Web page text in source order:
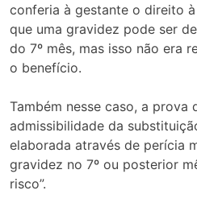
conferia à gestante o direito
que uma gravidez pode ser
do 7º mês, mas isso não era
o benefício.
Também nesse caso, a prova
admissibilidade da
elaborada através de perícia
gravidez no 7º ou posterior
risco”.